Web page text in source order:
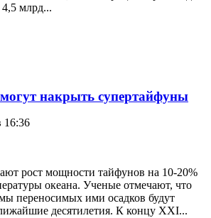
4,5 млрд...
накрыть супертайфуны
16:36
рост мощности тайфунов на 10-20%
океана. Ученые отмечают, что
переносимых ими осадков будут
десятилетия. К концу XXI...